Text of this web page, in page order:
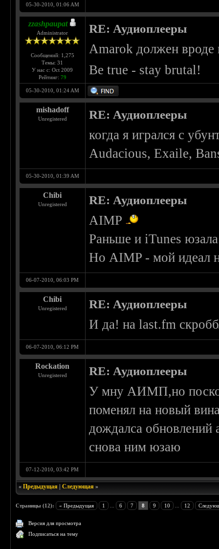
05-30-2010, 01:06 AM
zzashpaupat
Administrator
Сообщений: 1,275
Темы: 31
У нас с: Oct 2009
Рейтинг: 79
RE: Аудиоплееры
Amarok должен вроде
Be true - stay brutal!
05-30-2010, 01:24 AM
mishadoff
Unregistered RE: Аудиоплееры
когда я игрался с
Audacious, Exaile,
05-30-2010, 01:39 AM
Chibi
Unregistered RE: Аудиоплееры
AIMP
Раньше и iTunes
Но AIMP - мой идеал
06-07-2010, 06:03 PM
Chibi
Unregistered RE: Аудиоплееры
И да! на last.fm
06-07-2010, 06:12 PM
Rockation
Unregistered RE: Аудиоплееры
У мну АИМП,но
поменял на новый
дождалса обновлений
снова ним юзаю
07-12-2010, 03:42 PM
«Предыдущая |Следующая »
Страницы (12): « Предыдущая 1 6 7 8 9 10 12
Версия для просмотра
Подписаться на тему